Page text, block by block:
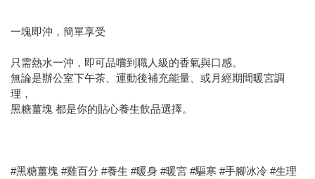
一塊即沖，簡單享受
只需熱水一沖，即可品嚐到職人級的香氣與口感。
無論是辦公室下午茶、運動後補充能量、或月經期間暖宮調
理，
黑糖薑塊 都是你的貼心養生飲品選擇。
#黑糖薑塊 #雞百分 #養生 #暖身 #暖宮 #驅寒 #手腳冰冷 #生理